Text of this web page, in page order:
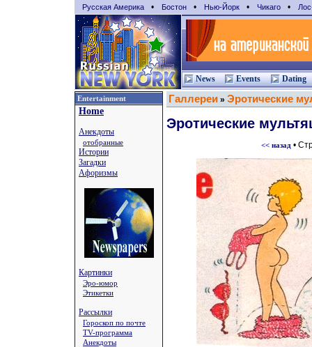
Русская Америка • Бостон • Нью-Йорк • Чикаго •
News Events Dating
Entertainment
Home
Анекдоты
отобранные
Истории
Загадки
Афоризмы
Картинки
Эро-юмор
Этикетки
Рассылки
Гороскоп по почте
TV-программа
Анекдоты
Галлереи » Эротические
Эротические
<< назад •